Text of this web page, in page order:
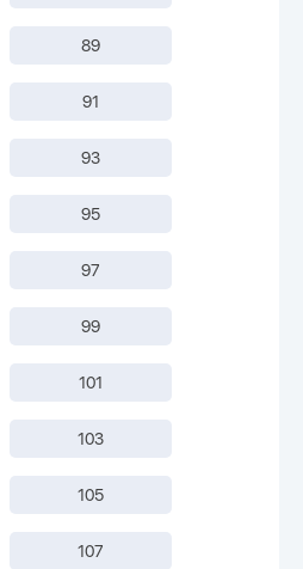
89
91
93
95
97
99
101
103
105
107